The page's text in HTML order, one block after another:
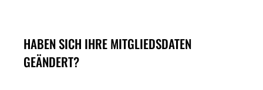
HABEN SICH IHRE MITGLIEDSDATEN
GEÄNDERT?